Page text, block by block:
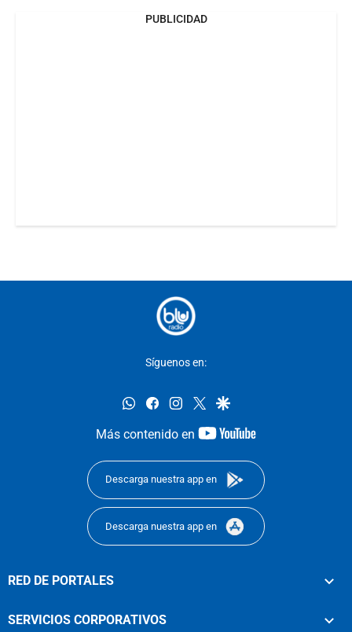
PUBLICIDAD
Síguenos en:
whatsappfacebookinstagram
twittergoogle
Más contenido en
youtube-
Descarga nuestra app en
Descarga nuestra app en
RED DE PORTALES
SERVICIOS CORPORATIVOS